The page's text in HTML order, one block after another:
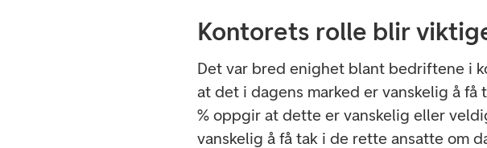
Kontorets rolle blir
Det var bred enighet blant bedriftene i
at det i dagens marked er vanskelig å
% oppgir at dette er vanskelig eller
vanskelig å få tak i de rette ansatte om